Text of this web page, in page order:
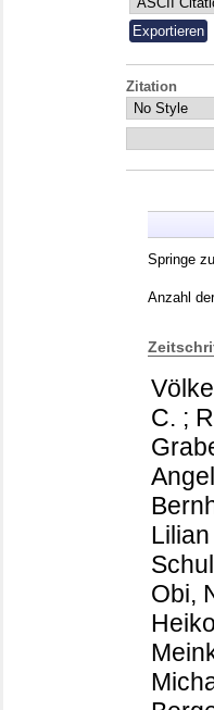
Zitation
Springe
Anzahl
C. ;
Lilian
Obi,
Heiko